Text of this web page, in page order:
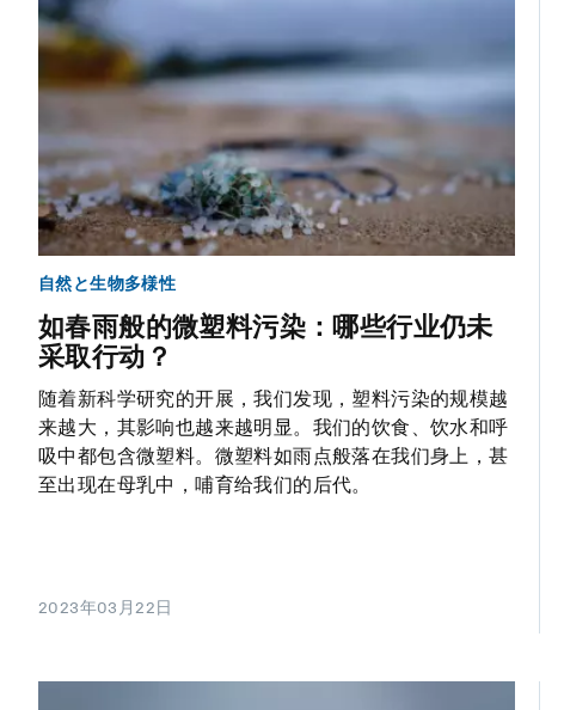
自然と生物多様性
如春雨般的微塑料污染：哪些行业仍未
采取行动？
随着新科学研究的开展，我们发现，塑料污染的规模越
来越大，其影响也越来越明显。我们的饮食、饮水和呼
吸中都包含微塑料。微塑料如雨点般落在我们身上，甚
至出现在母乳中，哺育给我们的后代。
2023年03月22日